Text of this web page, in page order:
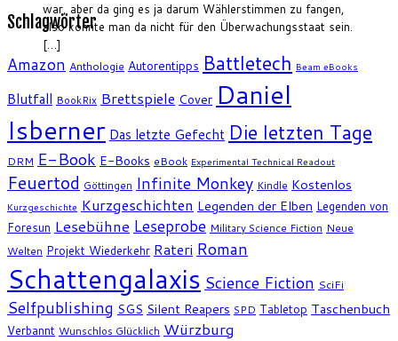
war, aber da ging es ja darum Wählerstimmen zu fangen,
also konnte man da nicht für den Überwachungsstaat sein.
[…]
Schlagwörter
Amazon Anthologie Autorentipps Battletech Beam eBooks
Blutfall BookRix Brettspiele Cover Daniel
Isberner Das letzte Gefecht Die letzten Tage
DRM E-Book E-Books eBook Experimental Technical Readout
Feuertod Göttingen Infinite Monkey Kindle Kostenlos
Kurzgeschichte Kurzgeschichten Legenden der Elben Legenden von
Foresun Lesebühne Leseprobe Military Science Fiction Neue
Welten Projekt Wiederkehr Rateri Roman
Schattengalaxis Science Fiction SciFi
Selfpublishing SGS Silent Reapers SPD Tabletop Taschenbuch
Verbannt Wunschlos Glücklich Würzburg